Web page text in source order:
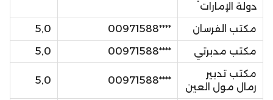
دولة الإمارات
مكتب الفرسان ****00971588
5,0
مكتب مدبرتي
****00971588
5,0
مكتب تدبير
رمال مول العين
****00971588
5,0